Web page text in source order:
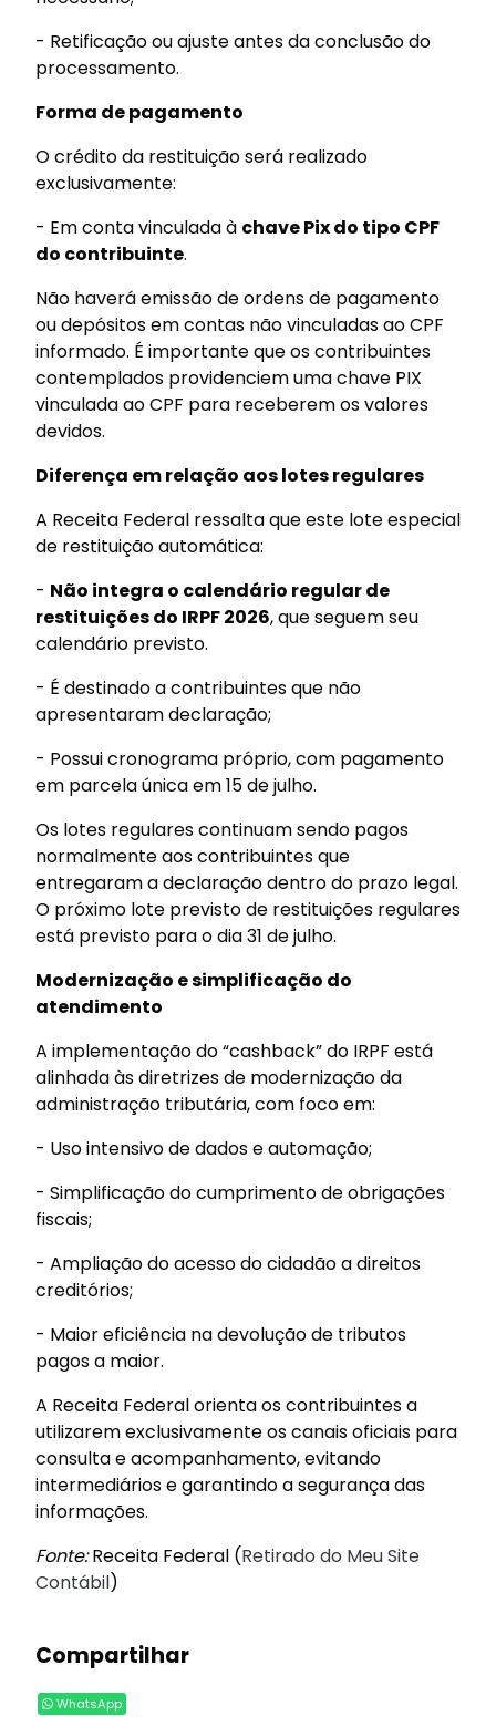
- Retificação ou ajuste antes da conclusão do
processamento.
Forma de pagamento
O crédito da restituição será realizado
exclusivamente:
- Em conta vinculada à chave Pix do tipo CPF
do contribuinte.
Não haverá emissão de ordens de pagamento
ou depósitos em contas não vinculadas ao CPF
informado. É importante que os contribuintes
contemplados providenciem uma chave PIX
vinculada ao CPF para receberem os valores
devidos.
Diferença em relação aos lotes regulares
A Receita Federal ressalta que este lote especial
de restituição automática:
- Não integra o calendário regular de
restituições do IRPF 2026, que seguem seu
calendário previsto.
- É destinado a contribuintes que não
apresentaram declaração;
- Possui cronograma próprio, com pagamento
em parcela única em 15 de julho.
Os lotes regulares continuam sendo pagos
normalmente aos contribuintes que
entregaram a declaração dentro do prazo legal.
O próximo lote previsto de restituições regulares
está previsto para o dia 31 de julho.
Modernização e simplificação do
atendimento
A implementação do “cashback” do IRPF está
alinhada às diretrizes de modernização da
administração tributária, com foco em:
- Uso intensivo de dados e automação;
- Simplificação do cumprimento de obrigações
fiscais;
- Ampliação do acesso do cidadão a direitos
creditórios;
- Maior eficiência na devolução de tributos
pagos a maior.
A Receita Federal orienta os contribuintes a
utilizarem exclusivamente os canais oficiais para
consulta e acompanhamento, evitando
intermediários e garantindo a segurança das
informações.
Fonte:Receita Federal (Retirado do Meu Site
Contábil)
Compartilhar
WhatsApp